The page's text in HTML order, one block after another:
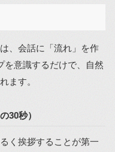
、会話に「流れ」を作
を意識するだけで、自然
ます。
30秒）
く挨拶することが第一